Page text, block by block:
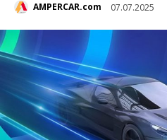
AMPERCAR.com 07.07.2025